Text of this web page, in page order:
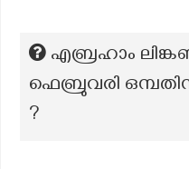
എബ്രഹാം
ഫെബ്രുവരി
?